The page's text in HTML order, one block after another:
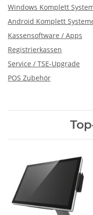
Windows Komplett
Android Komplett
Kassensoftware / Apps
Registrierkassen
Service / TSE-Upgrade
POS Zubehör